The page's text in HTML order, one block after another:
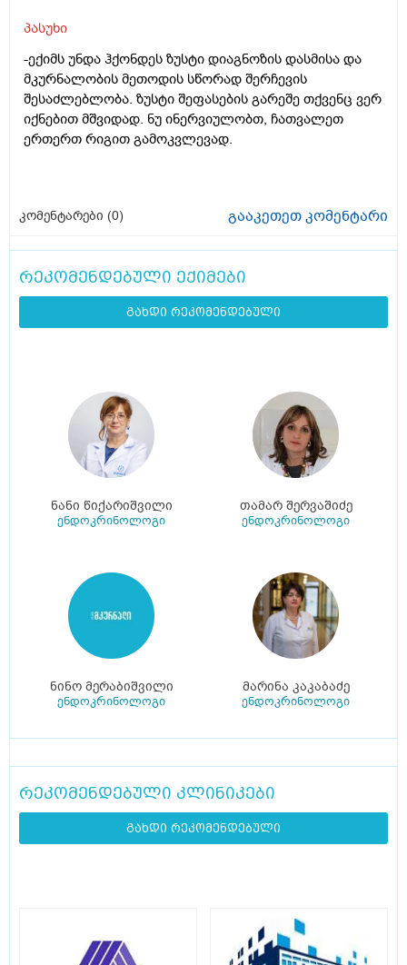
პასუხი
-ექიმს უნდა ჰქონდეს ზუსტი დიაგნოზის დასმისა და
მკურნალობის მეთოდის სწორად შერჩევის
შესაძლებლობა. ზუსტი შეფასების გარეშე თქვენც ვერ
იქნებით მშვიდად. ნუ ინერვიულობთ, ჩათვალეთ
ერთერთ რიგით გამოკვლევად.
კომენტარები (0) გააკეთეთ კომენტარი
რეკომენდებული ექიმები
გახდი რეკომენდებული
ნანი წიქარიშვილი
ენდოკრინოლოგი
თამარ შერვაშიძე
ენდოკრინოლოგი
ნინო მერაბიშვილი
ენდოკრინოლოგი
მარინა კაკაბაძე
ენდოკრინოლოგი
რეკომენდებული კლინიკები
გახდი რეკომენდებული